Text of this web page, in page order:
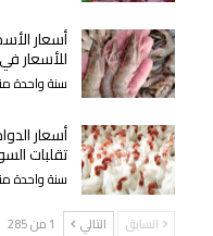
أسعار
للأسعار
سنة واحدة
أسعار
تقلبات السوق
سنة واحدة
السابق التالي 1 من 285